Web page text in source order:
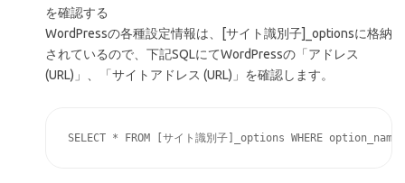
を確認する
WordPressの各種設定情報は、[サイト識別子]_optionsに格納
されているので、下記SQLにてWordPressの「アドレス
(URL)」、「サイトアドレス (URL)」を確認します。